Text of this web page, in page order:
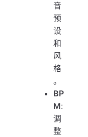
音
预
设
和
风
格
。
BP
M:
调
整